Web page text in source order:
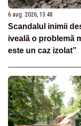
6 aug. 2026, 13:48
Scandalul inimii
iveală o problemă
este un caz izolat”